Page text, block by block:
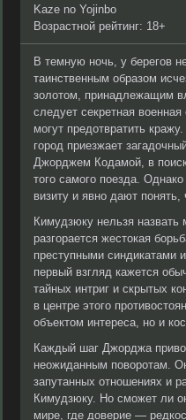
Kaze no Yojinbo
Возрастной рейтинг: 18+
В темную ночь, у берегов
таинственным образом
золотом, принадлежащим
следует секретная
могут предотвратить
город приезжает
Джорджем Кодамой, в
того самого поезда.
визиту и явно дают
Кимудзюку нельзя
разгорается жестокая
преступными синдикатами
первый взгляд кажется
тайных интриг и скрытых
в центре этого
объектом интереса, но и
Каждый шаг Джорджа
неожиданным поворотам.
запутанных отношениях и
Кимудзюку. Но сможет ли
мире, где доверие —